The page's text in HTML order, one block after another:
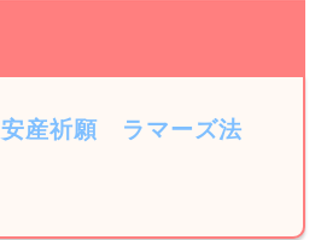
安産祈願
ラマーズ法